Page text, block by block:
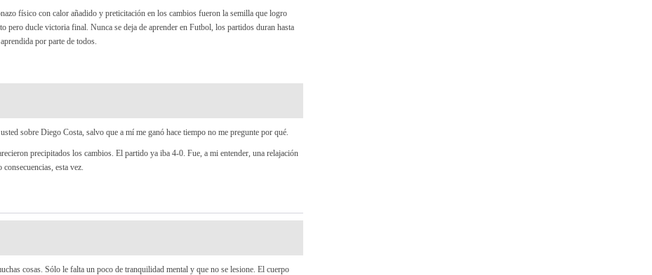
físico con calor añadido y preticitación en los cambios fueron la semilla que logro
pero ducle victoria final. Nunca se deja de aprender en Futbol, los partidos duran hasta
por parte de todos.
sobre Diego Costa, salvo que a mí me ganó hace tiempo no me pregunte por qué.
precipitados los cambios. El partido ya iba 4-0. Fue, a mi entender, una relajación
esta vez.
cosas. Sólo le falta un poco de tranquilidad mental y que no se lesione. El cuerpo